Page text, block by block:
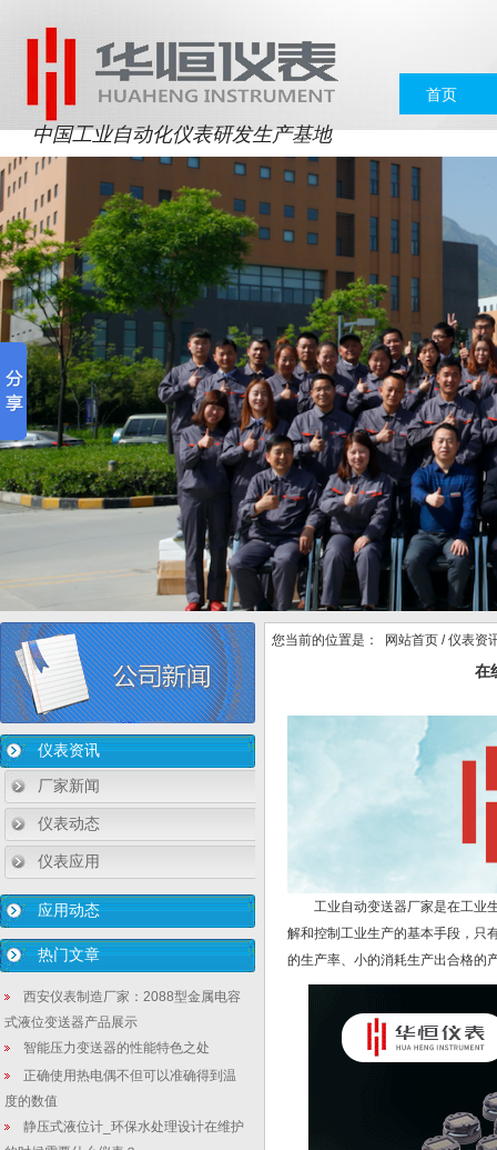
中国工业自动化仪表研发生产基地
首页
仪表资讯
厂家新闻
仪表动态
仪表应用
应用动态
热门文章
西安仪表制造厂家：2088型金属电容
式液位变送器产品展示
智能压力变送器的性能特色之处
正确使用热电偶不但可以准确得到温
度的数值
静压式液位计_环保水处理设计在维护
您当前的位置是： 网站首页 /仪表资
在
工业自动变送器厂家是在工业
解和控制工业生产的基本手段，只
的生产率、小的消耗生产出合格的